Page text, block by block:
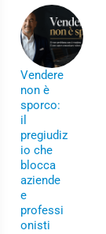
Vendere
non è
sporco:
il
pregiudiz
io che
blocca
aziende
e
professi
onisti